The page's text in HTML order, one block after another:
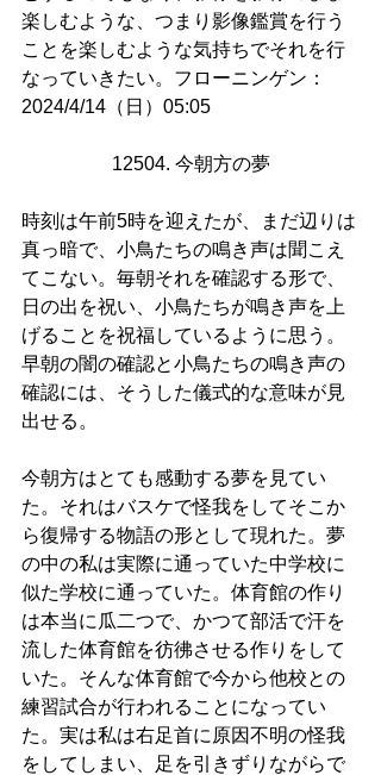
楽しむような、つまり影像鑑賞を行う
ことを楽しむような気持ちでそれを行
なっていきたい。フローニンゲン：
2024/4/14（日）05:05
12504. 今朝方の夢
時刻は午前5時を迎えたが、まだ辺りは
真っ暗で、小鳥たちの鳴き声は聞こえ
てこない。毎朝それを確認する形で、
日の出を祝い、小鳥たちが鳴き声を上
げることを祝福しているように思う。
早朝の闇の確認と小鳥たちの鳴き声の
確認には、そうした儀式的な意味が見
出せる。
今朝方はとても感動する夢を見てい
た。それはバスケで怪我をしてそこか
ら復帰する物語の形として現れた。夢
の中の私は実際に通っていた中学校に
似た学校に通っていた。体育館の作り
は本当に瓜二つで、かつて部活で汗を
流した体育館を彷彿させる作りをして
いた。そんな体育館で今から他校との
練習試合が行われることになってい
た。実は私は右足首に原因不明の怪我
をしてしまい、足を引きずりながらで